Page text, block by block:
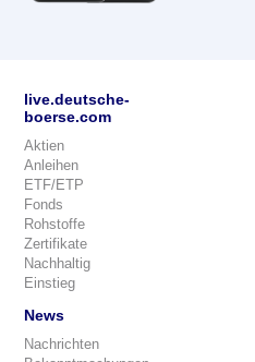
live.deutsche-
boerse.com
Aktien
Anleihen
ETF/ETP
Fonds
Rohstoffe
Zertifikate
Nachhaltig
Einstieg
News
Nachrichten